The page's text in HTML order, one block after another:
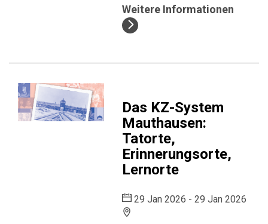
Weitere Informationen
Das KZ-System
Mauthausen:
Tatorte,
Erinnerungsorte,
Lernorte
29 Jan 2026 - 29 Jan 2026